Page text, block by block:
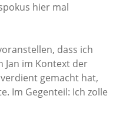
hier mal
dass ich
Jan im Kontext der
gemacht hat,
Im Gegenteil: Ich zolle